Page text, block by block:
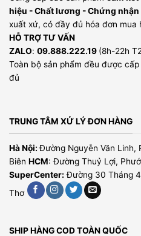
hiệu - Chất lương - Chứng nhận
xuất xứ, có đầy đủ hóa đơn mua
HỖ TRỢ TƯ VẤN
ZALO: 09.888.222.19 (8h-22h
Toàn bộ sản phẩm đều được
đủ
TRUNG TÂM XỬ LÝ ĐƠN HÀNG
Hà Nội:Đường Nguyễn Văn Linh,
Biên HCM: Đường Thuỷ Lợi,
SuperCenter: Đường 30 Tháng
Thơ
SHIP HÀNG COD TOÀN QUỐC